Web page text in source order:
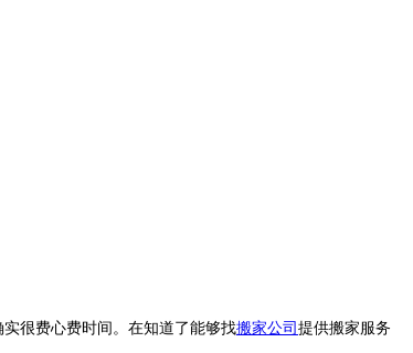
很费心费时间。在知道了能够找搬家公司 提供搬家服务